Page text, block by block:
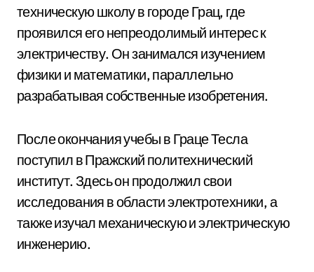
техническую школу в городе Грац, где
проявился его непреодолимый интерес к
электричеству. Он занимался изучением
физики и математики, параллельно
разрабатывая собственные изобретения.
После окончания учебы в Граце Тесла
поступил в Пражский политехнический
институт. Здесь он продолжил свои
исследования в области электротехники, а
также изучал механическую и электрическую
инженерию.